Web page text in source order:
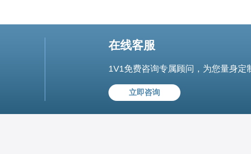
在线客服
1V1免费咨询专属顾问，为您量身定
立即咨询